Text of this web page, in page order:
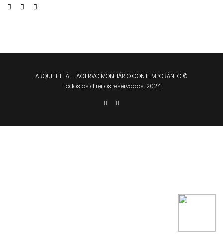
ARQUITETTÁ – ACERVO MOBILIÁRIO CONTEMPORÂNEO ©
Todos os direitos reservados. 2024